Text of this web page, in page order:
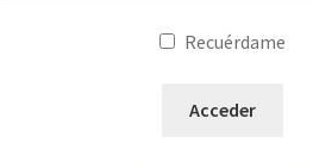
Recuérdame